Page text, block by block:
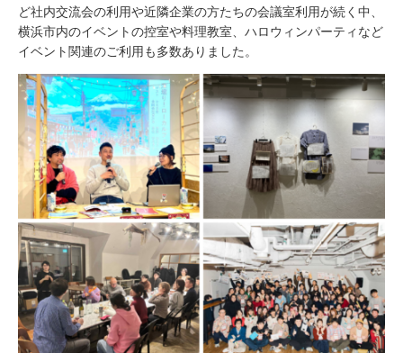
ど社内交流会の利用や近隣企業の方たちの会議室利用が続く中、
横浜市内のイベントの控室や料理教室、ハロウィンパーティなど
イベント関連のご利用も多数ありました。
施
設
業
時
間
（年
末
年
始
休
業）
月
～
土 9：
00
～
22：
00